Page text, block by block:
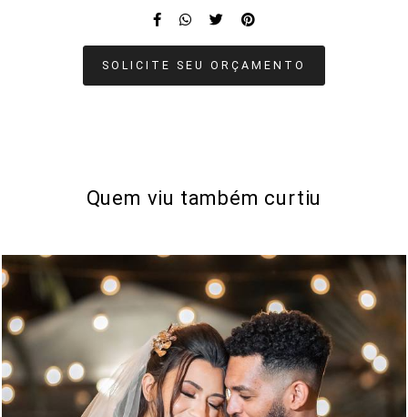
SOLICITE SEU ORÇAMENTO
Quem viu também curtiu